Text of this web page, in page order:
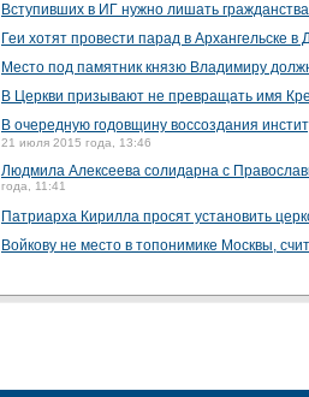
Вступивших в ИГ нужно лишать
Геи хотят провести парад в Архангельске в
Место под памятник князю Владимиру
В Церкви призывают не превращать имя
В очередную годовщину воссоздания
21 июля 2015 года, 13:46
Людмила Алексеева солидарна с
года, 11:41
Патриарха Кирилла просят установить
Войкову не место в топонимике Москвы,